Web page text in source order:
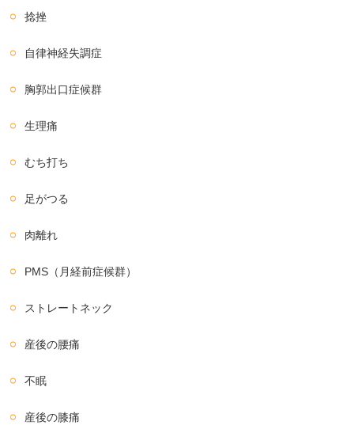
捻挫
自律神経失調症
胸郭出口症候群
生理痛
むち打ち
足がつる
肉離れ
PMS（月経前症候群）
ストレートネック
産後の腰痛
不眠
産後の膝痛